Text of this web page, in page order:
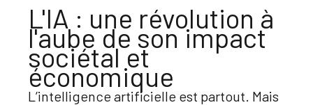
L'IA : une révolution à
l'aube de son impact
sociétal et
économique
L’intelligence artificielle est partout. Mais